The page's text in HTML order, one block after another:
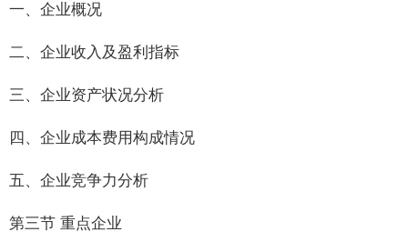
一、企业概况
二、企业收入及盈利指标
三、企业资产状况分析
四、企业成本费用构成情况
五、企业竞争力分析
第三节 重点企业